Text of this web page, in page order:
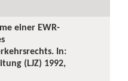
einer EWR-
In:
(LJZ) 1992,